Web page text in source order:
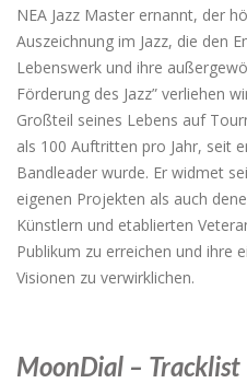
NEA Jazz Master ernannt, der
Auszeichnung im Jazz, die den
Lebenswerk und ihre
Förderung des Jazz” verliehen
Großteil seines Lebens auf
als 100 Auftritten pro Jahr, seit
Bandleader wurde. Er widmet
eigenen Projekten als auch
Künstlern und etablierten
Publikum zu erreichen und ihre
Visionen zu verwirklichen.
MoonDial – Tracklist